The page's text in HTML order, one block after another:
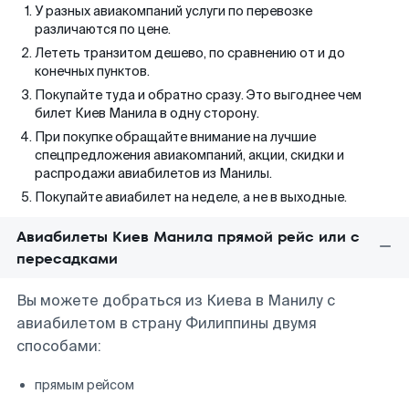
У разных авиакомпаний услуги по перевозке
различаются по цене.
Лететь транзитом дешево, по сравнению от и до
конечных пунктов.
Покупайте туда и обратно сразу. Это выгоднее чем
билет Киев Манила в одну сторону.
При покупке обращайте внимание на лучшие
спецпредложения авиакомпаний, акции, скидки и
распродажи авиабилетов из Манилы.
Покупайте авиабилет на неделе, а не в выходные.
Авиабилеты Киев Манила прямой рейс или с
пересадками
Вы можете добраться из Киева в Манилу с
авиабилетом в страну Филиппины двумя
способами:
прямым рейсом